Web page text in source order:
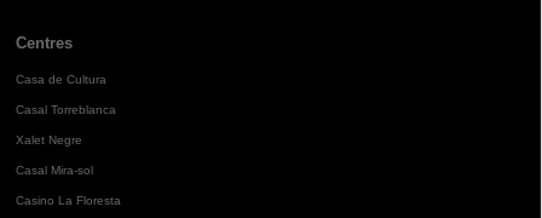
Centres
Casa de Cultura
Casal Torreblanca
Xalet Negre
Casal Mira-sol
Casino La Floresta